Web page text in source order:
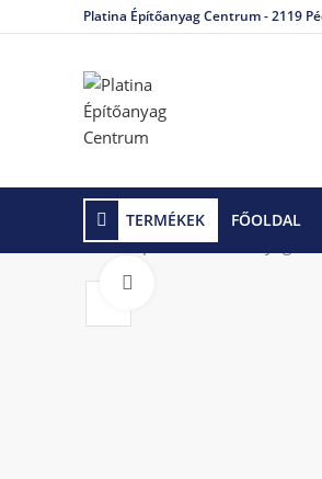
Platina Építőanyag Centrum - 2119
TERMÉKEK FŐOLDAL
Kezdőlap Tetőfedő anyagok